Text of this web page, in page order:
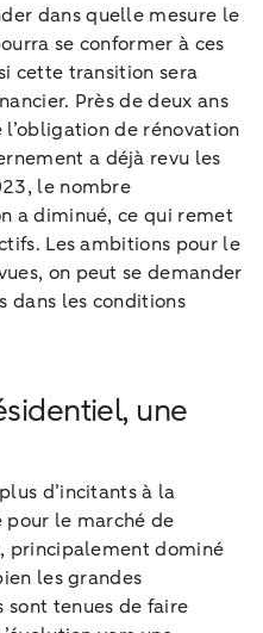
dans quelle mesure le
se conformer à ces
cette transition sera
Près de deux ans
l’obligation de rénovation
a déjà revu les
le nombre
a diminué, ce qui remet
Les ambitions pour le
on peut se demander
dans les conditions
une
d’incitants à la
le marché de
principalement dominé
les grandes
sont tenues de faire